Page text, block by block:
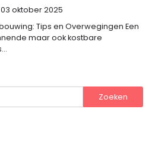
03 oktober 2025
Tips en Overwegingen Een
maar ook kostbare
Zoeken